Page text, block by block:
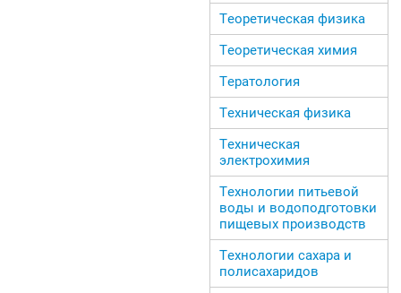
Теоретическая физика
Теоретическая химия
Тератология
Техническая физика
Техническая
электрохимия
Технологии питьевой
воды и водоподготовки
пищевых производств
Технологии сахара и
полисахаридов